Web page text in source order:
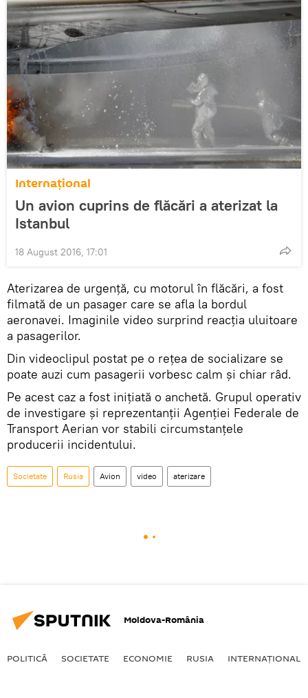
Internaţional
Un avion cuprins de flăcări a aterizat la
Istanbul
18 August 2016, 17:01
Aterizarea de urgență, cu motorul în flăcări, a fost
filmată de un pasager care se afla la bordul
aeronavei. Imaginile video surprind reacția uluitoare
a pasagerilor.
Din videoclipul postat pe o rețea de socializare se
poate auzi cum pasagerii vorbesc calm și chiar râd.
Pe acest caz a fost inițiată o anchetă. Grupul operativ
de investigare și reprezentanții Agenției Federale de
Transport Aerian vor stabili circumstanțele
producerii incidentului.
Societate Rusia Avion video aterizare
Moldova-România
POLITICĂ SOCIETATE ECONOMIE RUSIA INTERNAŢIONAL